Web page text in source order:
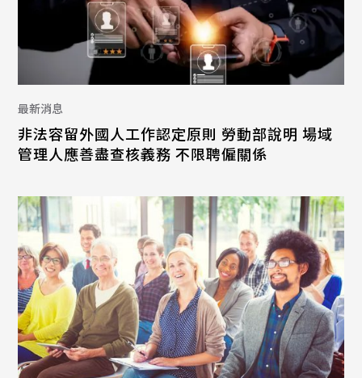
最新消息
非法容留外國人工作認定原則 勞動部說明 場域
管理人應善盡查核義務 不限聘僱關係